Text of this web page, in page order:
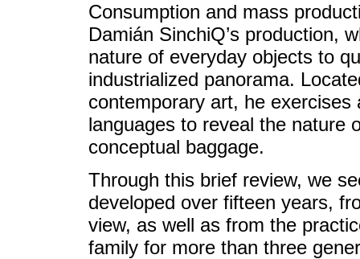
Consumption and mass
Damián SinchiQ’s production,
nature of everyday objects to
industrialized panorama.
contemporary art, he
languages to reveal the nature
conceptual baggage.
Through this brief review, we
developed over fifteen years,
view, as well as from the
family for more than three